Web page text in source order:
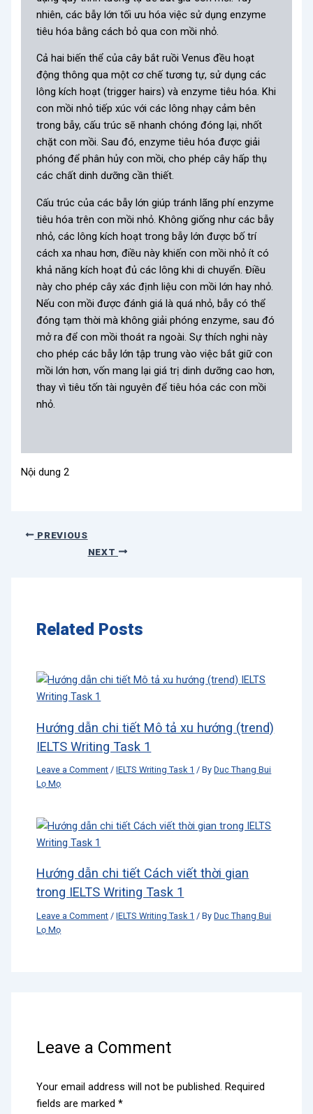
nhiên, các bẫy lớn tối ưu hóa việc sử dụng enzyme
tiêu hóa bằng cách bỏ qua con mồi nhỏ.
Cả hai biến thể của cây bắt ruồi Venus đều hoạt
động thông qua một cơ chế tương tự, sử dụng các
lông kích hoạt (trigger hairs) và enzyme tiêu hóa. Khi
con mồi nhỏ tiếp xúc với các lông nhạy cảm bên
trong bẫy, cấu trúc sẽ nhanh chóng đóng lại, nhốt
chặt con mồi. Sau đó, enzyme tiêu hóa được giải
phóng để phân hủy con mồi, cho phép cây hấp thụ
các chất dinh dưỡng cần thiết.
Cấu trúc của các bẫy lớn giúp tránh lãng phí enzyme
tiêu hóa trên con mồi nhỏ. Không giống như các bẫy
nhỏ, các lông kích hoạt trong bẫy lớn được bố trí
cách xa nhau hơn, điều này khiến con mồi nhỏ ít có
khả năng kích hoạt đủ các lông khi di chuyển. Điều
này cho phép cây xác định liệu con mồi lớn hay nhỏ.
Nếu con mồi được đánh giá là quá nhỏ, bẫy có thể
đóng tạm thời mà không giải phóng enzyme, sau đó
mở ra để con mồi thoát ra ngoài. Sự thích nghi này
cho phép các bẫy lớn tập trung vào việc bắt giữ con
mồi lớn hơn, vốn mang lại giá trị dinh dưỡng cao hơn,
thay vì tiêu tốn tài nguyên để tiêu hóa các con mồi
nhỏ.
Nội dung 2
PREVIOUS
NEXT
Related Posts
Hướng dẫn chi tiết Mô tả xu hướng (trend)
IELTS Writing Task 1
Leave a Comment /IELTS Writing Task 1 / ByDuc Thang Bui
Lọ Mọ
Hướng dẫn chi tiết Cách viết thời gian
trong IELTS Writing Task 1
Leave a Comment /IELTS Writing Task 1 / ByDuc Thang Bui
Lọ Mọ
Leave a Comment
Your email address will not be published. Required
fields are marked*